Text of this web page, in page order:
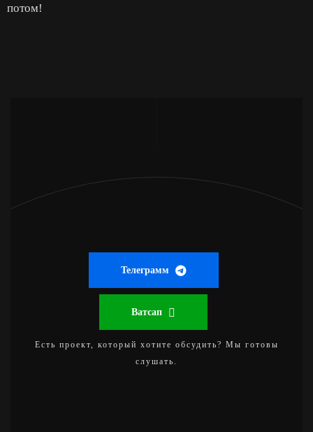
потом!
Телеграмм
Ватсап
Есть проект, который хотите обсудить? Мы готовы
слушать.